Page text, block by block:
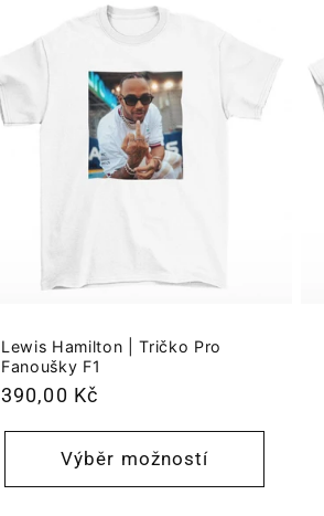
Lewis Hamilton | Tričko Pro
Fanoušky F1
Běžná
390,00 Kč
Výběr možností